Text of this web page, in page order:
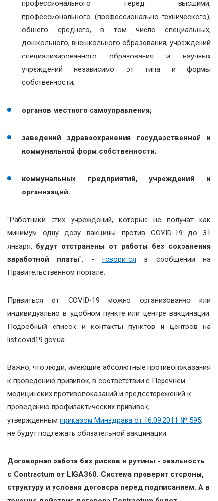
профессионального перед высшими,
профессионального (профессионально-технического),
общего среднего, в том числе специальных,
дошкольного, внешкольного образования, учреждений
специализированного образования и научных
учреждений независимо от типа и формы
собственности;
органов местного самоуправления;
заведений здравоохранения государственной и
коммунальной форм собственности;
коммунальных предприятий, учреждений и
организаций.
"Работники этих учреждений, которые не получат как
минимум одну дозу вакцины против COVID-19 до 31
января, будут отстранены от работы без сохранения
заработной платы", -говорится в сообщении на
Правительственном портале.
Привиться от COVID-19 можно организованно или
индивидуально в удобном пункте или центре вакцинации.
Подробный список и контакты пунктов и центров на
list.covid19.gov.ua.
Важно, что люди, имеющие абсолютные противопоказания
к проведению прививок, в соответствии с Перечнем
медицинских противопоказаний и предостережений к
проведению профилактических прививок,
утвержденным приказом Минздрава от 16.09.2011 № 595,
не будут подлежать обязательной вакцинации.
Договорная работа без рисков и рутины - реальность
с Contractum от LIGA360. Система проверит стороны,
структуру и условия договора перед подписанием. А в